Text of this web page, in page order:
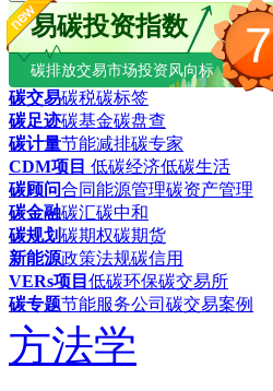
7
易碳投资指数
碳排放交易市场投资风向标
碳交易碳税碳标签
碳足迹碳基金碳盘查
碳计量节能减排碳专家
CDM项目 低碳经济低碳生活
碳顾问合同能源管理碳资产管理
碳金融碳汇碳中和
碳规划碳期权碳期货
新能源政策法规碳信用
VERs项目 低碳环保碳交易所
碳专题节能服务公司 碳交易案例
方法学